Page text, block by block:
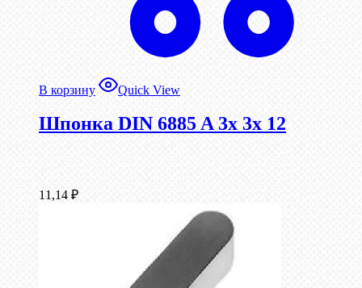
В корзину Quick View
Шпонка DIN 6885 A 3x 3x 12
11,14 ₽